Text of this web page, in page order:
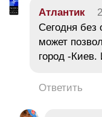
Атлантик
Сегодня без
может
город -
Ответить